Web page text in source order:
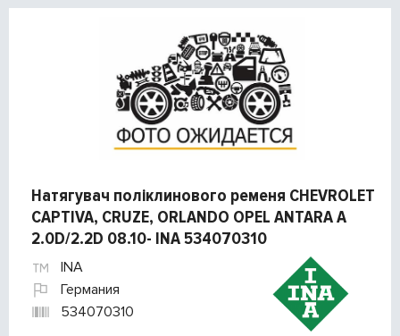
Натягувач поліклинового ременя CHEVROLET
CAPTIVA, CRUZE, ORLANDO OPEL ANTARA A
2.0D/2.2D 08.10- INA 534070310
INA
Германия
534070310